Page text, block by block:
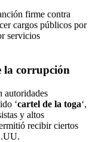
firme contra
cargos públicos por
servicios
la corrupción
autoridades
‘cartel de la toga‘,
y altos
recibir ciertos